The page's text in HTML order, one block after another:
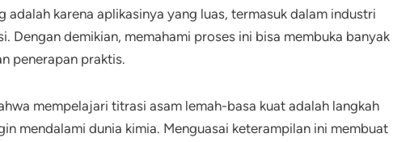
adalah karena aplikasinya yang luas, termasuk dalam industri
Dengan demikian, memahami proses ini bisa membuka banyak
penerapan praktis.
mempelajari titrasi asam lemah-basa kuat adalah langkah
mendalami dunia kimia. Menguasai keterampilan ini membuat